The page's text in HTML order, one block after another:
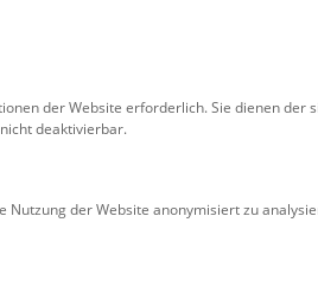
der Website erforderlich. Sie dienen der
deaktivierbar.
Nutzung der Website anonymisiert zu